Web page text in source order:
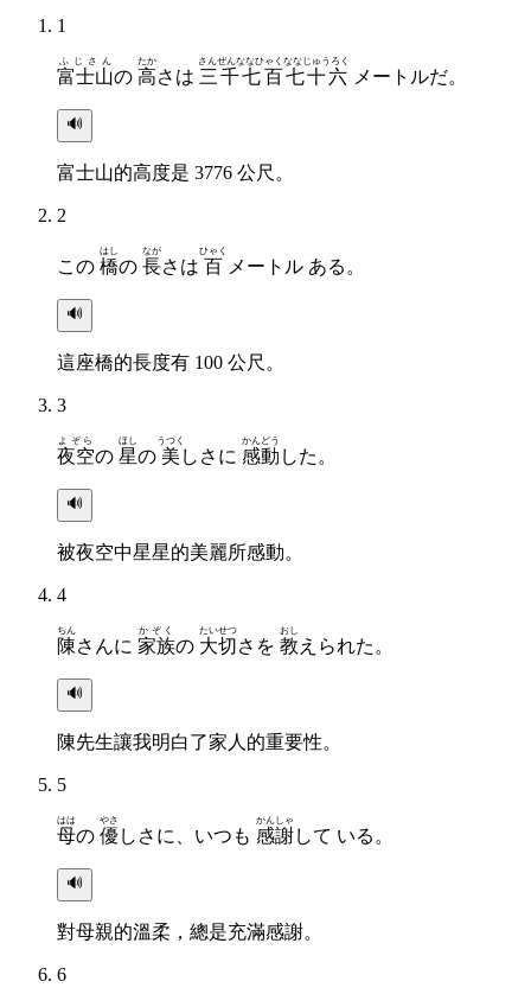
1
富士山
ふじさん
の 高
たか
さは 三千七百七十六
さんぜんななひゃくななじゅうろく
メートルだ。
🔊
富士山的高度是 3776 公尺。
2
この 橋
はし
の 長
なが
さは 百
ひゃく
メートル ある。
🔊
這座橋的長度有 100 公尺。
3
夜空
よぞら
の 星
ほし
の 美
うつく
しさに 感動
かんどう
した。
🔊
被夜空中星星的美麗所感動。
4
陳
ちん
さんに 家族
かぞく
の 大切
たいせつ
さを 教
おし
えられた。
🔊
陳先生讓我明白了家人的重要性。
5
母
はは
の 優
やさ
しさに、いつも 感謝
かんしゃ
して いる。
🔊
對母親的溫柔，總是充滿感謝。
6